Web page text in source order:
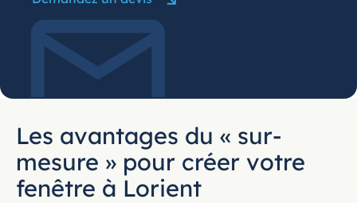
Les avantages du « sur-
mesure » pour créer votre
fenêtre à Lorient